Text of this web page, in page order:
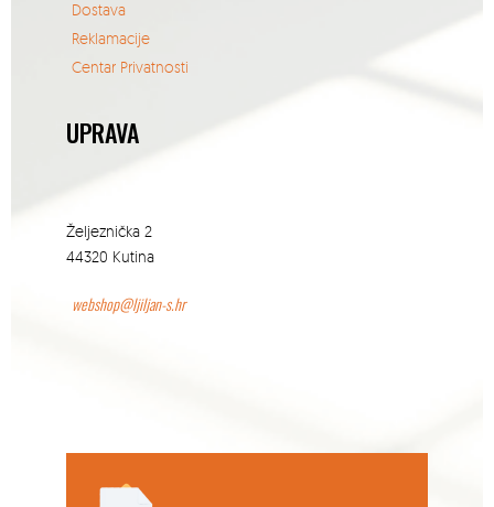
Dostava
Reklamacije
Centar Privatnosti
UPRAVA
Željeznička 2
44320 Kutina
webshop@ljiljan-s.hr